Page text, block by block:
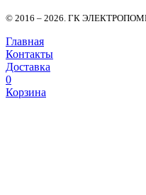
© 2016 – 2026. ГК
Главная
Контакты
Доставка
0
Корзина